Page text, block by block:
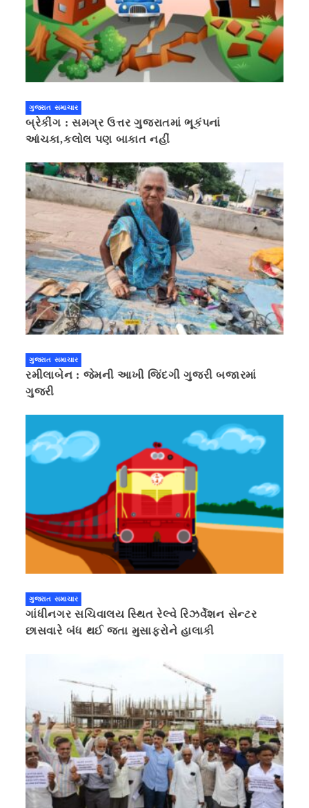
ગુજરાત સમાચાર
બ્રેકીંગ : સમગ્ર ઉત્તર ગુજરાતમાં ભૂકંપનાં
આંચકા,કલોલ પણ બાકાત નહીં
ગુજરાત સમાચાર
રમીલાબેન : જેમની આખી જિંદગી ગુજરી બજારમાં
ગુજરી
ગુજરાત સમાચાર
ગાંધીનગર સચિવાલય સ્થિત રેલ્વે રિઝર્વેશન સેન્ટર
છાસવારે બંધ થઈ જતા મુસાફરોને હાલાકી